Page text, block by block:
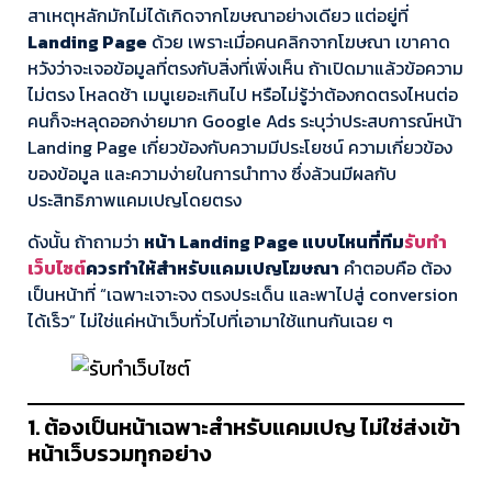
สาเหตุหลักมักไม่ได้เกิดจากโฆษณาอย่างเดียว แต่อยู่ที่
Landing Page ด้วย เพราะเมื่อคนคลิกจากโฆษณา เขาคาด
หวังว่าจะเจอข้อมูลที่ตรงกับสิ่งที่เพิ่งเห็น ถ้าเปิดมาแล้วข้อความ
ไม่ตรง โหลดช้า เมนูเยอะเกินไป หรือไม่รู้ว่าต้องกดตรงไหนต่อ
คนก็จะหลุดออกง่ายมาก Google Ads ระบุว่าประสบการณ์หน้า
Landing Page เกี่ยวข้องกับความมีประโยชน์ ความเกี่ยวข้อง
ของข้อมูล และความง่ายในการนำทาง ซึ่งล้วนมีผลกับ
ประสิทธิภาพแคมเปญโดยตรง
ดังนั้น ถ้าถามว่า หน้า Landing Page แบบไหนที่ทีมรับทำ
เว็บไซต์ควรทำให้สำหรับแคมเปญโฆษณา คำตอบคือ ต้อง
เป็นหน้าที่ “เฉพาะเจาะจง ตรงประเด็น และพาไปสู่ conversion
ได้เร็ว” ไม่ใช่แค่หน้าเว็บทั่วไปที่เอามาใช้แทนกันเฉย ๆ
1. ต้องเป็นหน้าเฉพาะสำหรับแคมเปญ ไม่ใช่ส่งเข้า
หน้าเว็บรวมทุกอย่าง